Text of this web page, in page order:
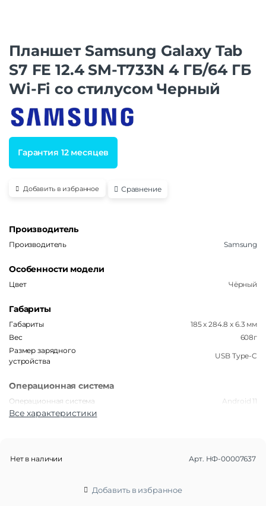
Планшет Samsung Galaxy Tab
S7 FE 12.4 SM-T733N 4 ГБ/64 ГБ
Wi-Fi со стилусом Черный
Гарантия 12 месяцев
Добавить в избранное Сравнение
Производитель
Производитель Samsung
Особенности модели
Цвет Чёрный
Габариты
Габариты
185 x 284.8 x 6.3 мм
Вес
608г
Размер зарядного
устройства
USB Type-C
Операционная система
Операционная система Android 11
Все характеристики
Нет в наличии Арт. НФ-00007637
Добавить в избранное